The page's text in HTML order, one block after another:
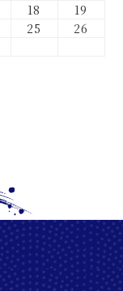
18
19
25
26